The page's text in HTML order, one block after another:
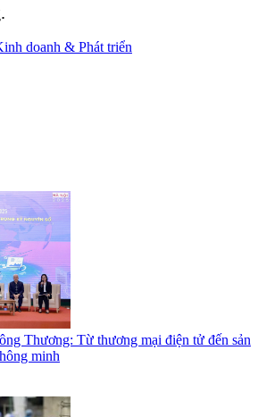
doanh & Phát triển
Thương: Từ thương mại điện tử đến sản
minh